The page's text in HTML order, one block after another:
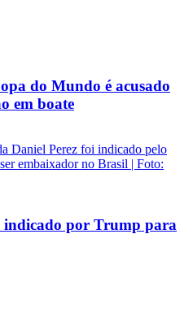
do Mundo é acusado
em boate
indicado por Trump para